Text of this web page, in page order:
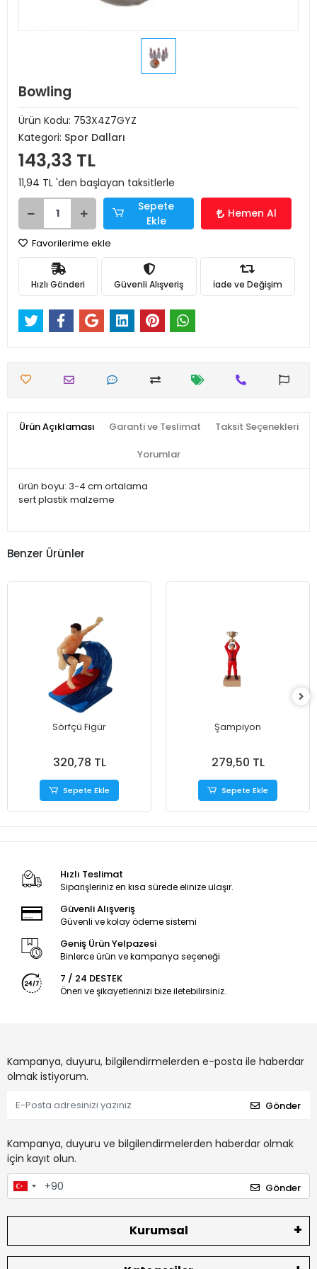
Bowling
Ürün Kodu: 753X4Z7GYZ
Kategori: Spor Dalları
143,33 TL
11,94 TL 'den başlayan taksitlerle
Sepete
Ekle
Hemen Al
Favorilerime ekle
Hızlı Gönderi Güvenli Alışveriş İade ve Değişim
Ürün Açıklaması Garanti ve Teslimat Taksit Seçenekleri
Yorumlar
ürün boyu: 3-4 cm ortalama
sert plastik malzeme
Benzer Ürünler
Sörfçü Figür
320,78 TL
Sepete Ekle
Şampiyon
279,50 TL
Sepete Ekle
Hızlı Teslimat
Siparişleriniz en kısa sürede elinize ulaşır.
Güvenli Alışveriş
Güvenli ve kolay ödeme sistemi
Geniş Ürün Yelpazesi
Binlerce ürün ve kampanya seçeneği
7 / 24 DESTEK
Öneri ve şikayetlerinizi bize iletebilirsiniz.
Kampanya, duyuru, bilgilendirmelerden e-posta ile haberdar
olmak istiyorum.
Gönder
Kampanya, duyuru ve bilgilendirmelerden haberdar olmak
için kayıt olun.
Gönder
Kurumsal